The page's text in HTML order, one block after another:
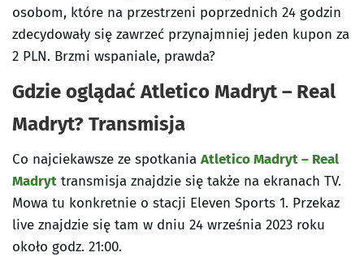
osobom, które na przestrzeni poprzednich 24 godzin
zdecydowały się zawrzeć przynajmniej jeden kupon za
2 PLN. Brzmi wspaniale, prawda?
Gdzie oglądać Atletico Madryt – Real
Madryt? Transmisja
Co najciekawsze ze spotkania Atletico Madryt – Real
Madryt transmisja znajdzie się także na ekranach TV.
Mowa tu konkretnie o stacji Eleven Sports 1. Przekaz
live znajdzie się tam w dniu 24 września 2023 roku
około godz. 21:00.